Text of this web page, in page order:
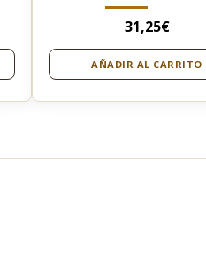
31,25€
AÑADIR AL CARRITO